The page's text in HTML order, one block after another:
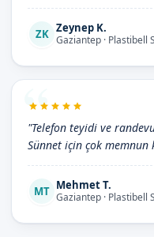
ZK Zeynep K.
Gaziantep · Plastibell
"Telefon teyidi ve
Sünnet için çok memnun
MT Mehmet T.
Gaziantep · Plastibell